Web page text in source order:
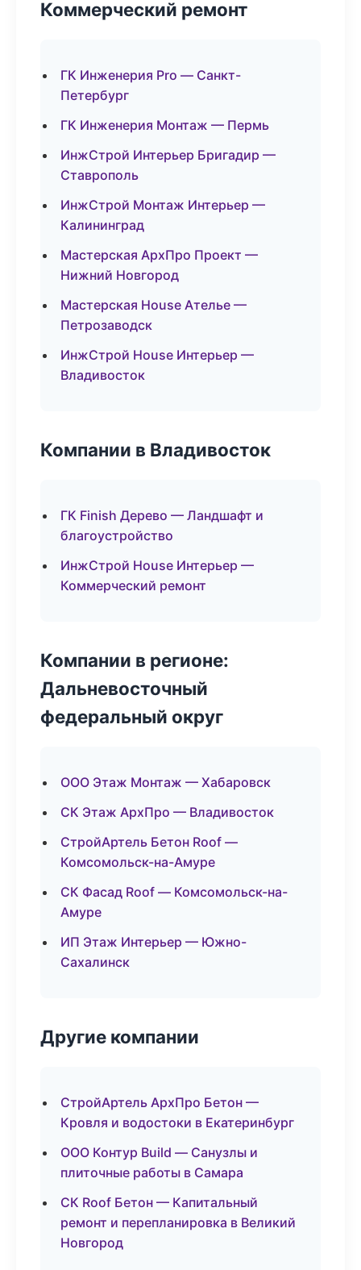
Коммерческий ремонт
ГК Инженерия Pro — Санкт-
Петербург
ГК Инженерия Монтаж — Пермь
ИнжСтрой Интерьер Бригадир —
Ставрополь
ИнжСтрой Монтаж Интерьер —
Калининград
Мастерская АрхПро Проект —
Нижний Новгород
Мастерская House Ателье —
Петрозаводск
ИнжСтрой House Интерьер —
Владивосток
Компании в Владивосток
ГК Finish Дерево — Ландшафт и
благоустройство
ИнжСтрой House Интерьер —
Коммерческий ремонт
Компании в регионе:
Дальневосточный
федеральный округ
ООО Этаж Монтаж — Хабаровск
СК Этаж АрхПро — Владивосток
СтройАртель Бетон Roof —
Комсомольск-на-Амуре
СК Фасад Roof — Комсомольск-на-
Амуре
ИП Этаж Интерьер — Южно-
Сахалинск
Другие компании
СтройАртель АрхПро Бетон —
Кровля и водостоки в Екатеринбург
ООО Контур Build — Санузлы и
плиточные работы в Самара
СК Roof Бетон — Капитальный
ремонт и перепланировка в Великий
Новгород